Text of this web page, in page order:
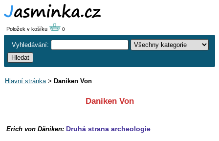
Položek v košíku 0
Vyhledávání:
Hlavní stránka> Daniken Von
Daniken Von
Erich von Däniken: Druhá strana archeologie